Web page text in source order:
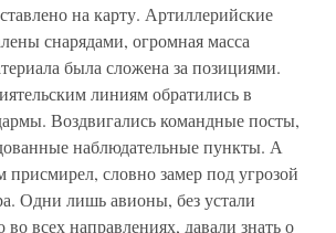
на карту. Артиллерийские
снарядами, огромная масса
была сложена за позициями.
линиям обратились в
Воздвигались командные посты,
наблюдательные пункты. А
присмирел, словно замер под угрозой
Одни лишь авионы, без устали
всех направлениях, давали знать о